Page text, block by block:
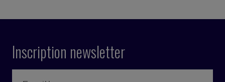
Inscription newsletter